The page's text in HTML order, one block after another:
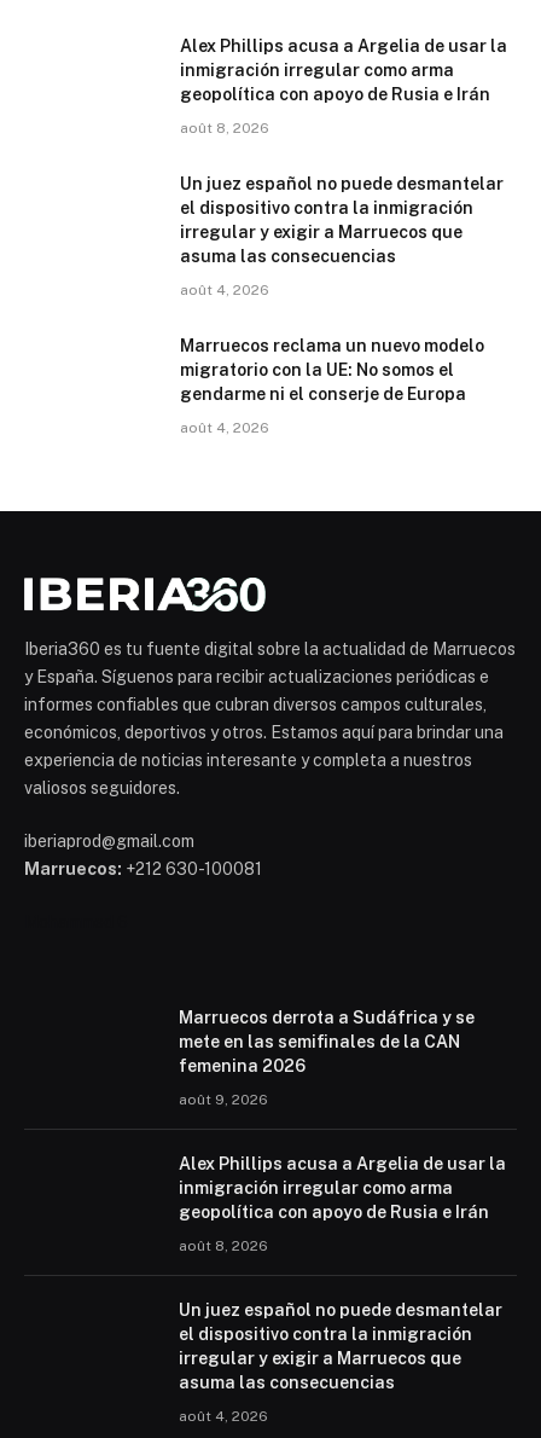
Alex Phillips acusa a Argelia de usar la
inmigración irregular como arma
geopolítica con apoyo de Rusia e Irán
août 8, 2026
Un juez español no puede desmantelar
el dispositivo contra la inmigración
irregular y exigir a Marruecos que
asuma las consecuencias
août 4, 2026
Marruecos reclama un nuevo modelo
migratorio con la UE: No somos el
gendarme ni el conserje de Europa
août 4, 2026
Iberia360 es tu fuente digital sobre la actualidad de Marruecos
y España. Síguenos para recibir actualizaciones periódicas e
informes confiables que cubran diversos campos culturales,
económicos, deportivos y otros. Estamos aquí para brindar una
experiencia de noticias interesante y completa a nuestros
valiosos seguidores.
iberiaprod@gmail.com
Marruecos: +212 630-100081
Marruecos derrota a Sudáfrica y se
mete en las semifinales de la CAN
femenina 2026
août 9, 2026
Alex Phillips acusa a Argelia de usar la
inmigración irregular como arma
geopolítica con apoyo de Rusia e Irán
août 8, 2026
Un juez español no puede desmantelar
el dispositivo contra la inmigración
irregular y exigir a Marruecos que
asuma las consecuencias
août 4, 2026